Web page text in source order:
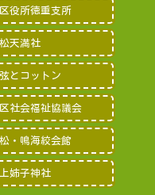
役所徳重支所
天満社
とコットン
社会福祉協議会
・鳴海絞会館
姉子神社